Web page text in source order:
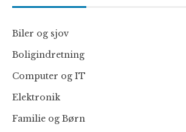
Biler og sjov
Boligindretning
Computer og IT
Elektronik
Familie og Børn